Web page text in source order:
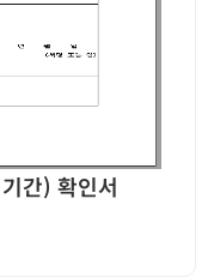
간) 확인서